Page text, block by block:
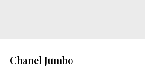
Chanel Jumbo